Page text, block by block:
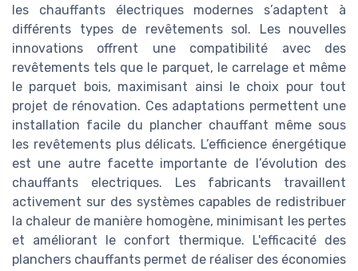
les chauffants électriques modernes s’adaptent à
différents types de revêtements sol. Les nouvelles
innovations offrent une compatibilité avec des
revêtements tels que le parquet, le carrelage et même
le parquet bois, maximisant ainsi le choix pour tout
projet de rénovation. Ces adaptations permettent une
installation facile du plancher chauffant même sous
les revêtements plus délicats. L’efficience énergétique
est une autre facette importante de l’évolution des
chauffants electriques. Les fabricants travaillent
activement sur des systèmes capables de redistribuer
la chaleur de manière homogène, minimisant les pertes
et améliorant le confort thermique. L'efficacité des
planchers chauffants permet de réaliser des économies